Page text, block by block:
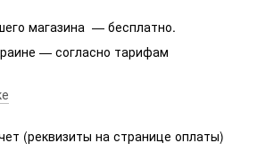
магазина — бесплатно.
— согласно тарифам
(реквизиты на странице оплаты)